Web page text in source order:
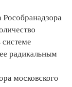
Рособранадзора
радикальным
московского